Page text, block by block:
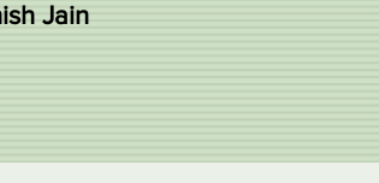
Jain